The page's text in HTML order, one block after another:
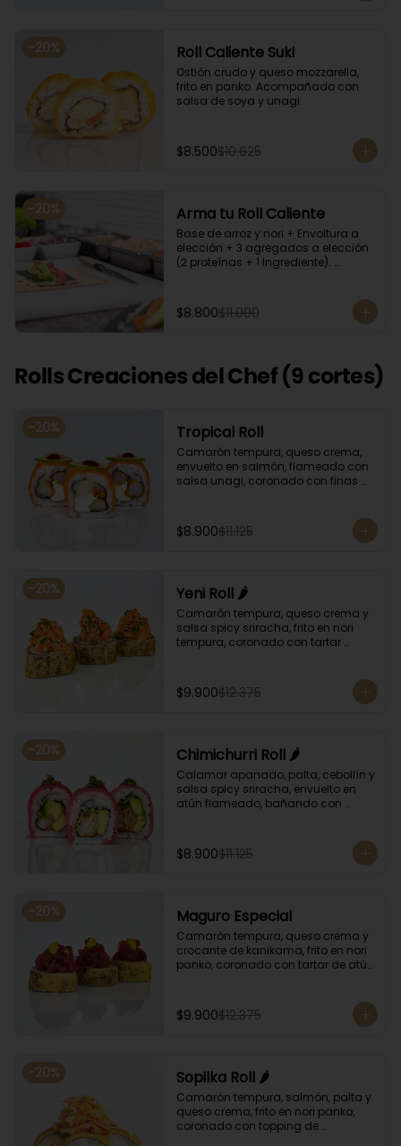
-20% Roll Caliente Suki
Ostión crudo y queso mozzarella,
frito en panko. Acompañado con
salsa de soya y unagi.
$8.500$10.625
-20% Arma tu Roll Caliente
Base de arroz y nori + Envoltura a
elección + 3 agregados a elección
(2 proteínas + 1 Ingrediente).
$8.800$11.000
Rolls Creaciones del Chef (9 cortes)
-20% Tropical Roll
Camarón tempura, queso crema,
envuelto en salmón, flameado con
salsa unagi, coronado con finas
$8.900$11.125
-20% Yeni Roll 🌶️
Camarón tempura, queso crema y
salsa spicy sriracha, frito en nori
tempura, coronado con tartar
$9.900$12.375
-20% Chimichurri Roll 🌶️
Calamar apanado, palta, cebollín y
salsa spicy sriracha, envuelto en
atún flameado, bañando con
$8.900$11.125
-20% Maguro Especial
Camarón tempura, queso crema y
crocante de kanikama, frito en nori
panko, coronado con tartar de atún
$9.900$12.375
-20% Sopilka Roll 🌶️
Camarón tempura, salmón, palta y
queso crema, frito en nori panko,
coronado con topping de